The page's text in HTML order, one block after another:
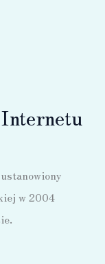
w 2004